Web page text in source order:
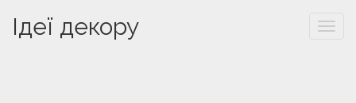
Ідеї декору